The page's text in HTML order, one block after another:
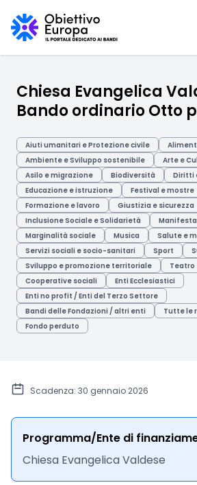
Chiesa Evangelica
Bando ordinario Otto
Aiuti umanitari e Protezione civile
Ambiente e Sviluppo sostenibile
Arte e
Asilo e migrazione
Biodiversità
Diritti
Educazione e istruzione
Festival e mostre
Formazione e lavoro
Giustizia e sicurezza
Inclusione Sociale e Solidarietà
Marginalità sociale
Musica Salute e
Servizi sociali e socio-sanitari
Sport
Sviluppo e promozione territoriale
Teatro
Cooperative sociali
Enti Ecclesiastici
Enti no profit / Enti del Terzo Settore
Bandi delle Fondazioni / altri enti
Tutte le
Fondo perduto
Scadenza: 30 gennaio 2026
Programma/Ente di
Chiesa Evangelica Valdese